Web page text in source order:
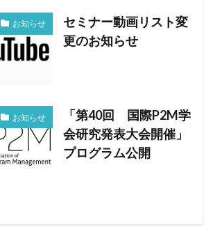
お知らせ
セミナー動画リスト変
更のお知らせ
お知らせ
「第40回 国際P2M学
会研究発表大会開催」
プログラム公開